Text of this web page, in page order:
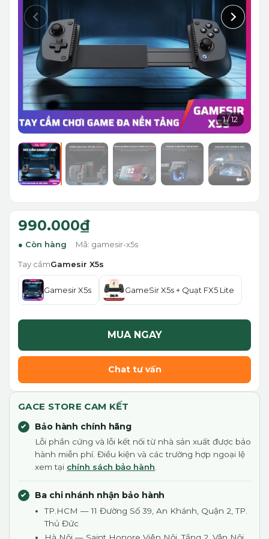
1/12
990.000₫
Còn hàng Mã: gamesir-x5s
Tay cầmGamesir X5s
Gamesir X5s GameSir X5s + Quạt FX5 Lite
MUA NGAY
Chat tư vấn
GACE STORE CAM KẾT
Bảo hành chính hãng
Lỗi phần cứng và lỗi kết nối từ nhà sản xuất được bảo
hành miễn phí. Điều kiện và các trường hợp ngoại lệ
xem tại chính sách bảo hành
Ba chi nhánh nhận bảo hành
TP.HCM — 11 Đường Số 39, An Khánh, Quận 2, TP.
Thủ Đức